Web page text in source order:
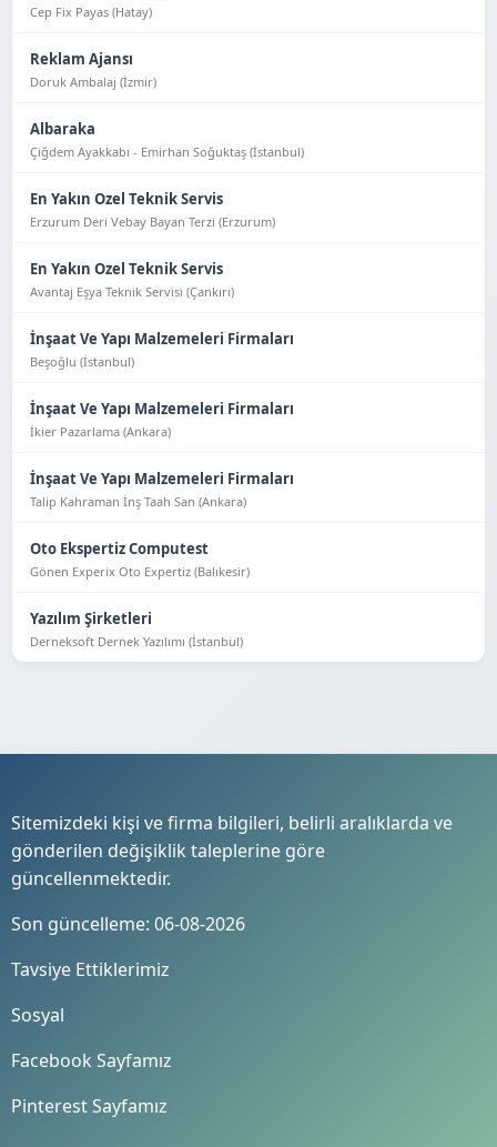
Cep Fix Payas (Hatay)
Reklam Ajansı
Doruk Ambalaj (İzmir)
Albaraka
Çiğdem Ayakkabı - Emirhan Soğuktaş (İstanbul)
En Yakın Ozel Teknik Servis
Erzurum Deri Vebay Bayan Terzi (Erzurum)
En Yakın Ozel Teknik Servis
Avantaj Eşya Tekni̇k Servi̇si̇ (Çankırı)
İnşaat Ve Yapı Malzemeleri Firmaları
Beşoğlu (İstanbul)
İnşaat Ve Yapı Malzemeleri Firmaları
İkier Pazarlama (Ankara)
İnşaat Ve Yapı Malzemeleri Firmaları
Talip Kahraman İnş Taah San (Ankara)
Oto Ekspertiz Computest
Gönen Experix Oto Expertiz (Balıkesir)
Yazılım Şirketleri
Derneksoft Dernek Yazılımı (İstanbul)
Sitemizdeki kişi ve firma bilgileri, belirli aralıklarda ve
gönderilen değişiklik taleplerine göre
güncellenmektedir.
Son güncelleme: 06-08-2026
Tavsiye Ettiklerimiz
Sosyal
Facebook Sayfamız
Pinterest Sayfamız